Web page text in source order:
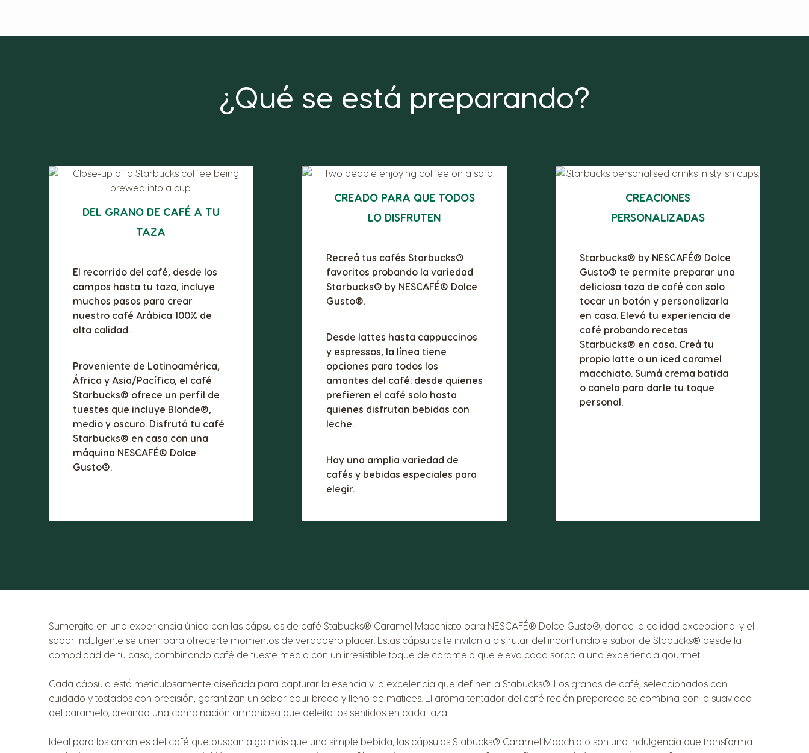
¿Qué se está preparando?
DEL GRANO DE CAFÉ A TU
TAZA
El recorrido del café, desde los
campos hasta tu taza, incluye
muchos pasos para crear
nuestro café Arábica 100% de
alta calidad.
Proveniente de Latinoamérica,
África y Asia/Pacífico, el café
Starbucks® ofrece un perfil de
tuestes que incluye Blonde®,
medio y oscuro. Disfrutá tu café
Starbucks® en casa con una
máquina NESCAFÉ® Dolce
Gusto®.
CREADO PARA QUE TODOS
LO DISFRUTEN
Recreá tus cafés Starbucks®
favoritos probando la variedad
Starbucks® by NESCAFÉ® Dolce
Gusto®.
Desde lattes hasta cappuccinos
y espressos, la línea tiene
opciones para todos los
amantes del café: desde quienes
prefieren el café solo hasta
quienes disfrutan bebidas con
leche.
Hay una amplia variedad de
cafés y bebidas especiales para
elegir.
CREACIONES
PERSONALIZADAS
Starbucks® by NESCAFÉ® Dolce
Gusto® te permite preparar una
deliciosa taza de café con solo
tocar un botón y personalizarla
en casa. Elevá tu experiencia de
café probando recetas
Starbucks® en casa. Creá tu
propio latte o un iced caramel
macchiato. Sumá crema batida
o canela para darle tu toque
personal.
Sumergite en una experiencia única con las cápsulas de café Stabucks® Caramel Macchiato para NESCAFÉ® Dolce Gusto®, donde la calidad excepcional y el
sabor indulgente se unen para ofrecerte momentos de verdadero placer. Estas cápsulas te invitan a disfrutar del inconfundible sabor de Stabucks® desde la
comodidad de tu casa, combinando café de tueste medio con un irresistible toque de caramelo que eleva cada sorbo a una experiencia gourmet.
Cada cápsula está meticulosamente diseñada para capturar la esencia y la excelencia que definen a Stabucks®. Los granos de café, seleccionados con
cuidado y tostados con precisión, garantizan un sabor equilibrado y lleno de matices. El aroma tentador del café recién preparado se combina con la suavidad
del caramelo, creando una combinación armoniosa que deleita los sentidos en cada taza.
Ideal para los amantes del café que buscan algo más que una simple bebida, las cápsulas Stabucks® Caramel Macchiato son una indulgencia que transforma